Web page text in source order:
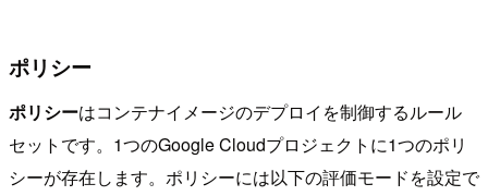
ポリシー
ポリシーはコンテナイメージのデプロイを制御するルール
セットです。1つのGoogle Cloudプロジェクトに1つのポリ
シーが存在します。ポリシーには以下の評価モードを設定で